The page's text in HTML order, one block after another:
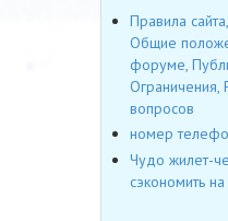
Правила
Общие
форуме,
вопросов
номер
Чудо жилет-
сэкономить